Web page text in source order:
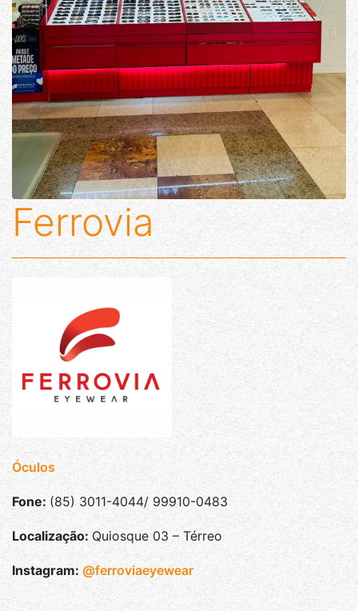
Ferrovia
Óculos
Fone: (85) 3011-4044/ 99910-0483
Localização: Quiosque 03 – Térreo
Instagram: @ferroviaeyewear